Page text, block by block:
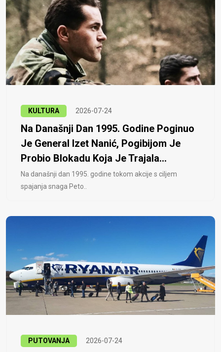
KULTURA 2026-07-24
Na Današnji Dan 1995. Godine Poginuo
Je General Izet Nanić, Pogibijom Je
Probio Blokadu Koja Je Trajala...
Na današnji dan 1995. godine tokom akcije s ciljem
spajanja snaga Peto..
PUTOVANJA 2026-07-24